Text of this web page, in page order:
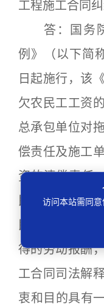
工程施工合同
答：国务院
例》（以下简
日起施行，该
欠农民工工资
总承包单位对
偿责任及施工
资的清偿责任
民工是为用工
民工工资是农
得的劳动报酬
工合同司法解
衷和目的具有
访问本站需同意